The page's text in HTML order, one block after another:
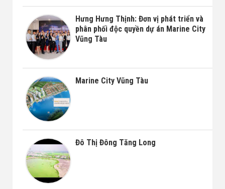
Hưng Hưng Thịnh: Đơn vị phát triển và
phân phối độc quyền dự án Marine City
Vũng Tàu
Marine City Vũng Tàu
Đô Thị Đông Tăng Long